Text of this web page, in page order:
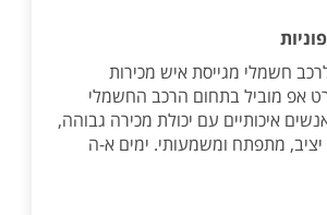
חשמלי מגייסת איש מכירות
אפ מוביל בתחום הרכב החשמלי
איכותיים עם יכולת מכירה גבוהה,
מתפתח ומשמעותי. ימים א-ה